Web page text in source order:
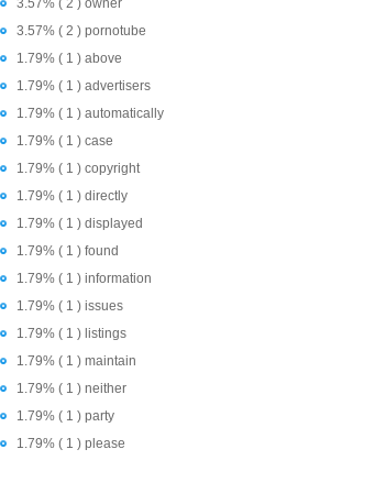
3.57% ( 2 ) owner
3.57% ( 2 ) pornotube
1.79% ( 1 ) above
1.79% ( 1 ) advertisers
1.79% ( 1 ) automatically
1.79% ( 1 ) case
1.79% ( 1 ) copyright
1.79% ( 1 ) directly
1.79% ( 1 ) displayed
1.79% ( 1 ) found
1.79% ( 1 ) information
1.79% ( 1 ) issues
1.79% ( 1 ) listings
1.79% ( 1 ) maintain
1.79% ( 1 ) neither
1.79% ( 1 ) party
1.79% ( 1 ) please